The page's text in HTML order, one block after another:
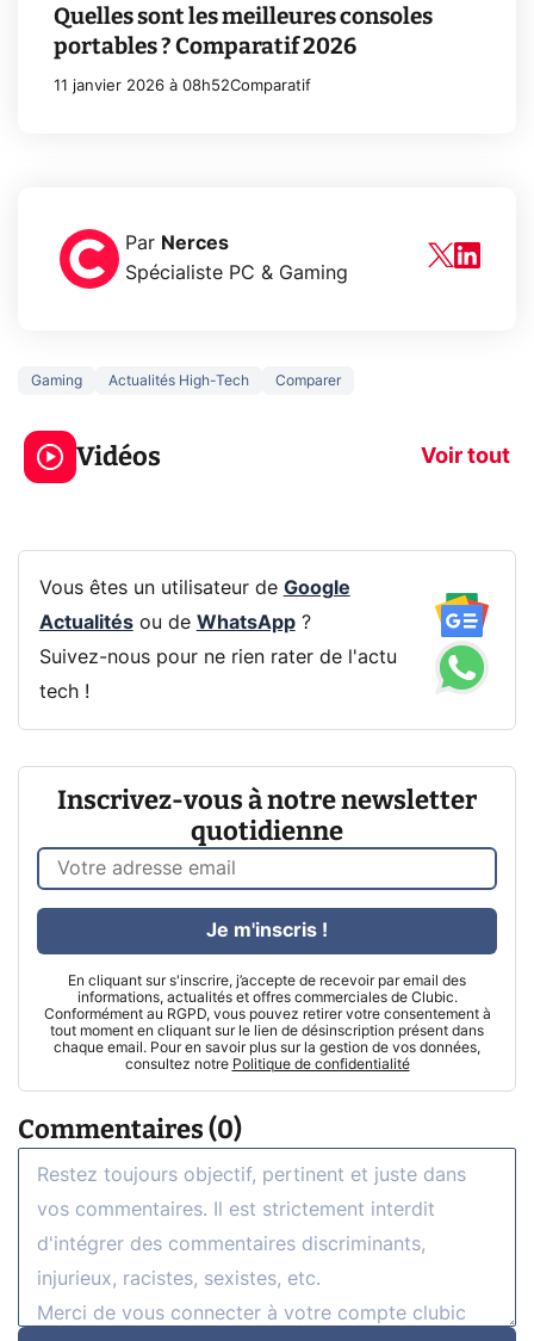
Quelles sont les meilleures consoles
portables ? Comparatif 2026
11 janvier 2026 à 08h52Comparatif
Par Nerces
Spécialiste PC & Gaming
Gaming Actualités High-Tech Comparer
Vidéos Voir tout
5 générations de
jeux dans la
prochaine Xbox !
navigation
Vous êtes un utilisateur de Google
Actualitésou de WhatsApp?
Suivez-nous pour ne rien rater de l'actu
tech !
Inscrivez-vous à notre newsletter
quotidienne
En cliquant sur s'inscrire, j’accepte de recevoir par email des
informations, actualités et offres commerciales de Clubic.
Conformément au RGPD, vous pouvez retirer votre consentement à
tout moment en cliquant sur le lien de désinscription présent dans
chaque email. Pour en savoir plus sur la gestion de vos données,
consultez notre Politique de confidentialité
Je m'inscris !
Commentaires (0)